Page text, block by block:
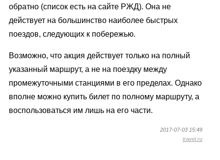
обратно (список есть на сайте РЖД). Она не
действует на большинство наиболее быстрых
поездов, следующих к побережью.
Возможно, что акция действует только на полный
указанный маршрут, а не на поездку между
промежуточными станциями в его пределах. Однако
вполне можно купить билет по полному маршруту, а
воспользоваться им лишь на его части.
2017-07-03 15:49
travel.ru